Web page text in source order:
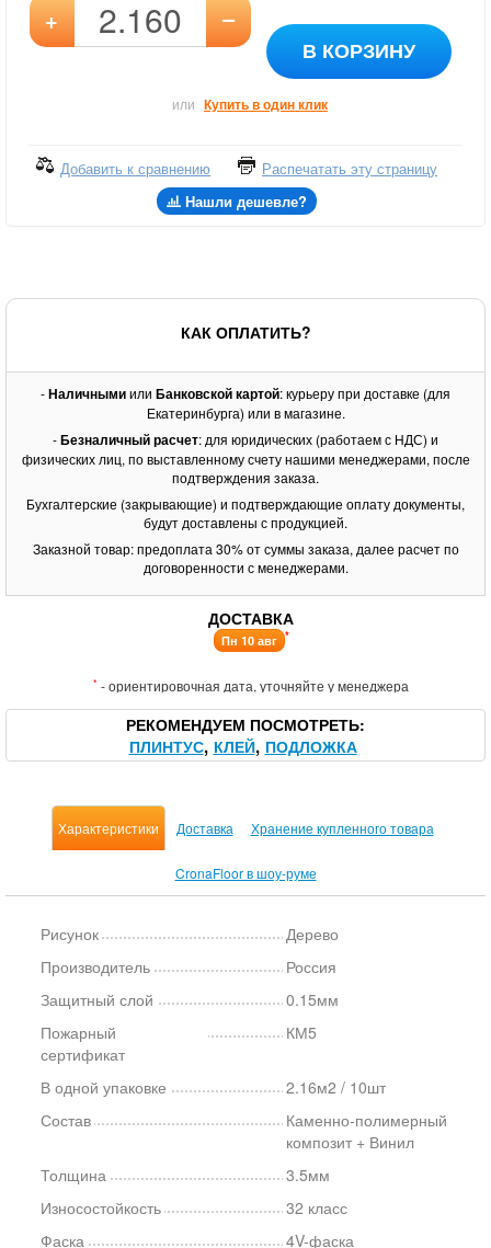
+ –
В КОРЗИНУ
или Купить в один клик
Добавить к сравнению
Распечатать эту страницу
Нашли дешевле?
КАК ОПЛАТИТЬ?
-Наличнымиили Банковской картой: курьеру при доставке (для
Екатеринбурга) или в магазине.
-Безналичный расчет: для юридических (работаем с НДС) и
физических лиц, по выставленному счету нашими менеджерами, после
подтверждения заказа.
Бухгалтерские (закрывающие) и подтверждающие оплату документы,
будут доставлены с продукцией.
Заказной товар: предоплата 30% от суммы заказа, далее расчет по
договоренности с менеджерами.
ДОСТАВКА
Пн 10 авг *
* - ориентировочная дата, уточняйте у менеджера
РЕКОМЕНДУЕМ ПОСМОТРЕТЬ
ПЛИНТУС КЛЕЙ ПОДЛОЖКА
Характеристики Доставка Хранение купленного товара
CronaFloor в шоу-руме
Рисунок
Дерево
Производитель
Россия
Защитный слой
0.15мм
Пожарный
сертификат
КМ5
В одной упаковке
2.16м2 / 10шт
Состав
Каменно-полимерный
композит + Винил
Толщина
3.5мм
Износостойкость
32 класс
Фаска
4V-фаска